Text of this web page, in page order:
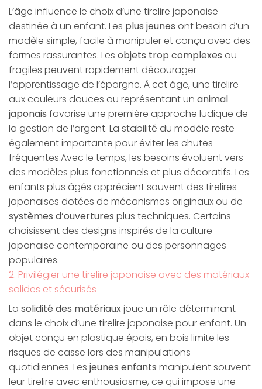
L’âge influence le choix d’une tirelire japonaise
destinée à un enfant. Les plus jeunes ont besoin d’un
modèle simple, facile à manipuler et conçu avec des
formes rassurantes. Les objets trop complexes ou
fragiles peuvent rapidement décourager
l’apprentissage de l’épargne. À cet âge, une tirelire
aux couleurs douces ou représentant un animal
japonais favorise une première approche ludique de
la gestion de l’argent. La stabilité du modèle reste
également importante pour éviter les chutes
fréquentes.Avec le temps, les besoins évoluent vers
des modèles plus fonctionnels et plus décoratifs. Les
enfants plus âgés apprécient souvent des tirelires
japonaises dotées de mécanismes originaux ou de
systèmes d’ouvertures plus techniques. Certains
choisissent des designs inspirés de la culture
japonaise contemporaine ou des personnages
populaires.
2. Privilégier une tirelire japonaise avec des matériaux
solides et sécurisés
La solidité des matériauxjoue un rôle déterminant
dans le choix d’une tirelire japonaise pour enfant. Un
objet conçu en plastique épais, en bois limite les
risques de casse lors des manipulations
quotidiennes. Les jeunes enfants manipulent souvent
leur tirelire avec enthousiasme, ce qui impose une